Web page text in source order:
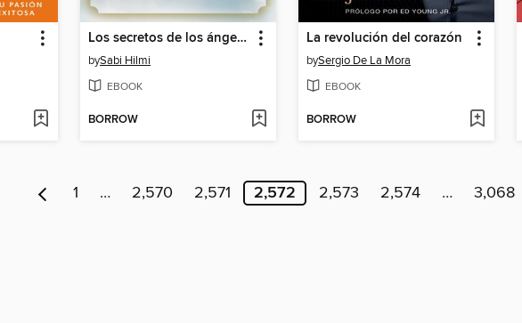
Los secretos de los ángeles curadores
bySabi Hilmi
EBOOK
BORROW
La revolución del corazón
bySergio De La Mora
EBOOK
BORROW
1 … 2,570 2,571 2,572 2,573 2,574 … 3,068